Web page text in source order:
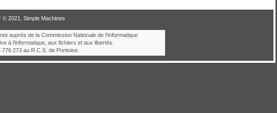
© 2021 Simple Machines
auprès de la Commission Nationale de l'Informatique
à l'informatique, aux fichiers et aux libertés.
273 au R.C.S. de Pontoise.